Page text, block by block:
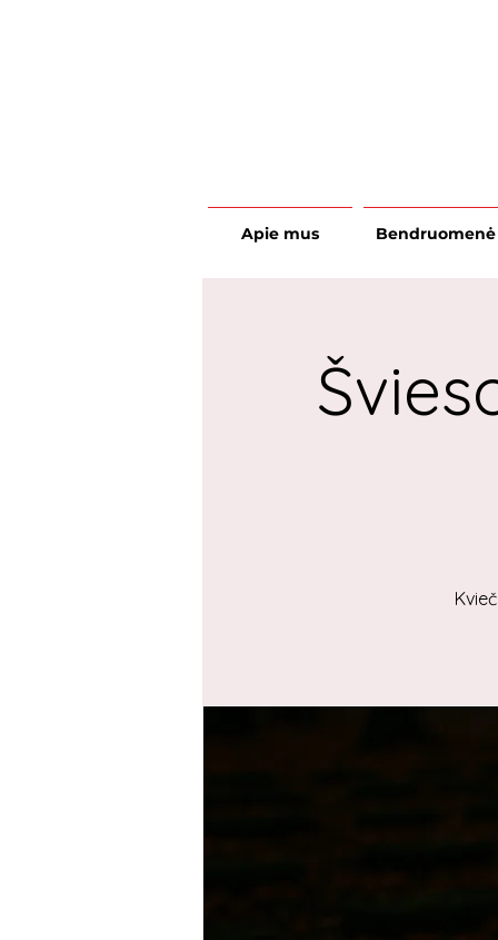
Apie mus Bendruomenė